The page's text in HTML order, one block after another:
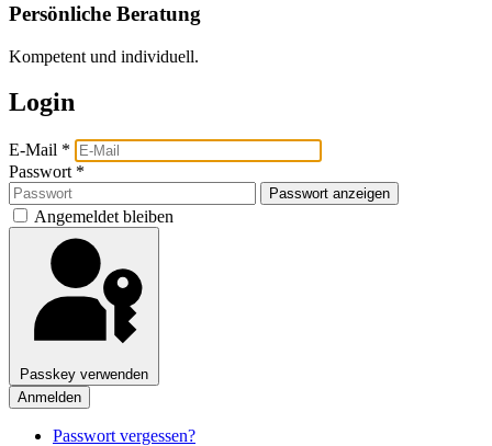
Persönliche Beratung
Kompetent und individuell.
Login
E-Mail *
Passwort *
Passwort anzeigen
Angemeldet bleiben
Passkey verwenden
Anmelden
Passwort vergessen?